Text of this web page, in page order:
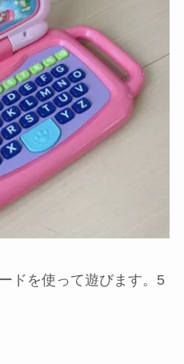
ドを使って遊びます。5